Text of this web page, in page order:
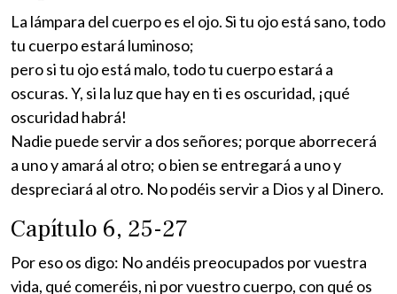
La lámpara del cuerpo es el ojo. Si tu ojo está sano, todo
tu cuerpo estará luminoso;
pero si tu ojo está malo, todo tu cuerpo estará a
oscuras. Y, si la luz que hay en ti es oscuridad, ¡qué
oscuridad habrá!
Nadie puede servir a dos señores; porque aborrecerá
a uno y amará al otro; o bien se entregará a uno y
despreciará al otro. No podéis servir a Dios y al Dinero.
Capítulo 6, 25-27
Por eso os digo: No andéis preocupados por vuestra
vida, qué comeréis, ni por vuestro cuerpo, con qué os